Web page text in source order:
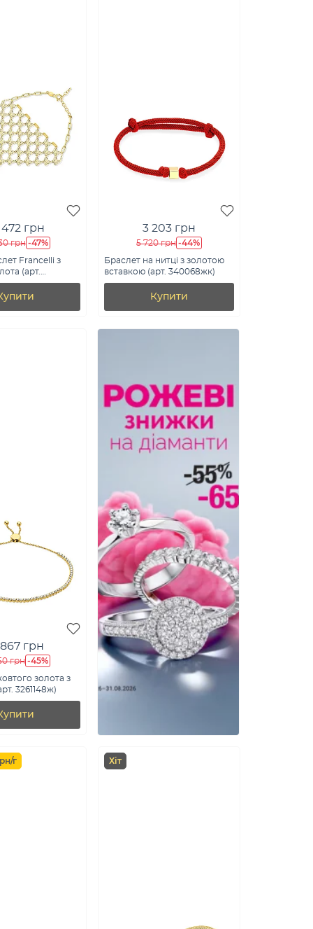
472 грн
грн -47%
Francelli з
(арт.
3 203 грн
5 720 грн -44%
Браслет на нитці з золотою
вставкою (арт. 340068жк)
Купити
867 грн
грн -45%
золота з
3261148ж)
г Хіт